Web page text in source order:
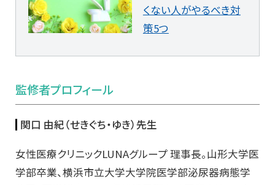
くない人がやるべき対
策5つ
監修者プロフィール
関口 由紀（せきぐち・ゆき）先生
女性医療クリニックLUNAグループ 理事長。山形大学医
学部卒業、横浜市立大学大学院医学部泌尿器病態学